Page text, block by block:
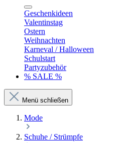
Geschenkideen
Valentinstag
Ostern
Weihnachten
Karneval / Halloween
Schulstart
Partyzubehör
% SALE %
Menü schließen
Mode
Schuhe / Strümpfe